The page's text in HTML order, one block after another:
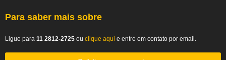
Para saber mais sobre
Ligue para 11 2812-2725 ou clique aqui e entre em contato por email.